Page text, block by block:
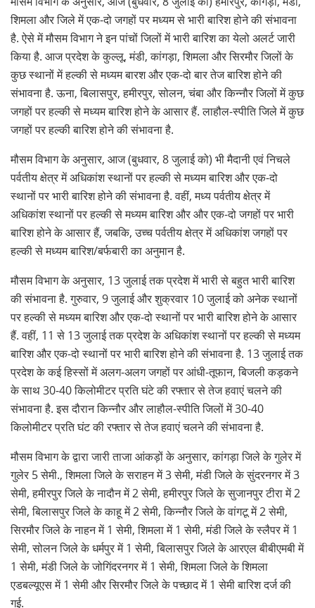
शिमला और जिले में एक-दो जगहों पर मध्यम से भारी बारिश होने की संभावना
है. ऐसे में मौसम विभाग ने इन पांचों जिलों में भारी बारिश का येलो अलर्ट जारी
किया है. आज प्रदेश के कुल्लू, मंडी, कांगड़ा, शिमला और सिरमौर जिलों के
कुछ स्थानों में हल्की से मध्यम बारश और एक-दो बार तेज बारिश होने की
संभावना है. ऊना, बिलासपुर, हमीरपुर, सोलन, चंबा और किन्नौर जिलों में कुछ
जगहों पर हल्की से मध्यम बारिश होने के आसार हैं. लाहौल-स्पीति जिले में कुछ
जगहों पर हल्की बारिश होने की संभावना है.
मौसम विभाग के अनुसार, आज (बुधवार, 8 जुलाई को) भी मैदानी एवं निचले
पर्वतीय क्षेत्र में अधिकांश स्थानों पर हल्की से मध्यम बारिश और एक-दो
स्थानों पर भारी बारिश होने की संभावना है. वहीं, मध्य पर्वतीय क्षेत्र में
अधिकांश स्थानों पर हल्की से मध्यम बारिश और और एक-दो जगहों पर भारी
बारिश होने के आसार हैं, जबकि, उच्च पर्वतीय क्षेत्र में अधिकांश जगहों पर
हल्की से मध्यम बारिश/बर्फबारी का अनुमान है.
मौसम विभाग के अनुसार, 13 जुलाई तक प्रदेश में भारी से बहुत भारी बारिश
की संभावना है. गुरुवार, 9 जुलाई और शुक्रवार 10 जुलाई को अनेक स्थानों
पर हल्की से मध्यम बारिश और एक-दो स्थानों पर भारी बारिश होने के आसार
हैं. वहीं, 11 से 13 जुलाई तक प्रदेश के अधिकांश स्थानों पर हल्की से मध्यम
बारिश और एक-दो स्थानों पर भारी बारिश होने की संभावना है. 13 जुलाई तक
प्रदेश के कई हिस्सों में अलग-अलग जगहों पर आंधी-तूफान, बिजली कड़कने
के साथ 30-40 किलोमीटर प्रति घंटे की रफ्तार से तेज हवाएं चलने की
संभावना है. इस दौरान किन्नौर और लाहौल-स्पीति जिलों में 30-40
किलोमीटर प्रति घंट की रफ्तार से तेज हवाएं चलने की संभावना है.
मौसम विभाग के द्वारा जारी ताजा आंकड़ों के अनुसार, कांगड़ा जिले के गुलेर में
गुलेर 5 सेमी., शिमला जिले के सराहन में 3 सेमी, मंडी जिले के सुंदरनगर में 3
सेमी, हमीरपुर जिले के नादौन में 2 सेमी, हमीरपुर जिले के सुजानपुर टीरा में 2
सेमी, बिलासपुर जिले के काहू में 2 सेमी, किन्नौर जिले के वांगटू में 2 सेमी,
सिरमौर जिले के नाहन में 1 सेमी, शिमला में 1 सेमी, मंडी जिले के स्लैपर में 1
सेमी, सोलन जिले के धर्मपुर में 1 सेमी, बिलासपुर जिले के आरएल बीबीएमबी में
1 सेमी, मंडी जिले के जोगिंदरनगर में 1 सेमी, शिमला जिले के शिमला
एडबल्यूएस में 1 सेमी और सिरमौर जिले के पच्छाद में 1 सेमी बारिश दर्ज की
गई.